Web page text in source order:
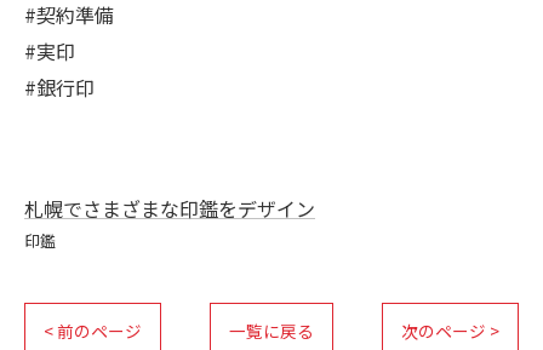
#契約準備
#実印
#銀行印
札幌でさまざまな印鑑をデザイン
印鑑
< 前のページ 一覧に戻る 次のページ >